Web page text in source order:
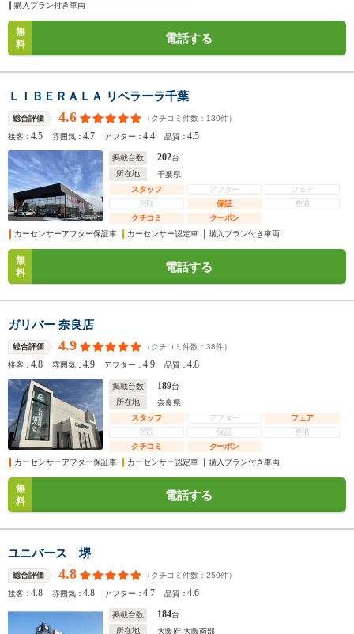
購入プラン付き車両
無
料
電話する
ＬＩＢＥＲＡＬＡ リベラーラ千葉
総合評価 4.6 （クチコミ件数： 130件）
接客：4.5 雰囲気：4.7 アフター：4.4 品質：4.5
掲載台数 202台
所在地
千葉県
スタッフ
アフター
フェア
買取
保証
整備
クチコミ
クーポン
カーセンサーアフター保証車
カーセンサー認定車 購入プラン付き車両
無
料
電話する
ガリバー 奈良店
総合評価 4.9 （クチコミ件数： 38件）
接客：4.8 雰囲気：4.9 アフター：4.9 品質：4.8
掲載台数 189台
所在地
奈良県
スタッフ
アフター
フェア
買取
保証
整備
クチコミ
クーポン
カーセンサーアフター保証車
カーセンサー認定車 購入プラン付き車両
無
料
電話する
ユニバース 堺
総合評価 4.8 （クチコミ件数： 250件）
接客：4.8 雰囲気：4.8 アフター：4.7 品質：4.6
掲載台数 184台
所在地
大阪府 大阪南部